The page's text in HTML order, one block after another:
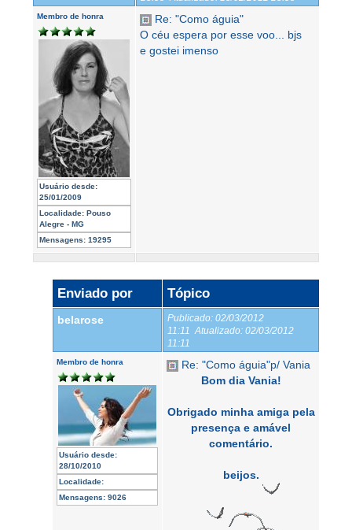
Membro de honra
Usuário desde:
25/01/2009
Localidade: Pouso
Alegre - MG
Mensagens: 19295
Re: "Como águia"
O céu espera por esse voo... bjs
e gostei imenso
Enviado por Tópico
belarose Publicado: 02/03/2012
11:11 Atualizado: 02/03/2012
11:11
Membro de honra
Usuário desde:
28/10/2010
Localidade:
Mensagens: 9026
Re: "Como águia"p/ Vania
Bom dia Vania!
Obrigado minha amiga pela
presença e amável
comentário.
beijos.